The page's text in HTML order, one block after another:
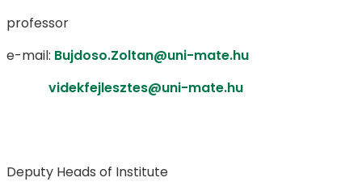
professor
e-mail: Bujdoso.Zoltan@uni-mate.hu
videkfejlesztes@uni-mate.hu
Deputy Heads of Institute​​​​​​​